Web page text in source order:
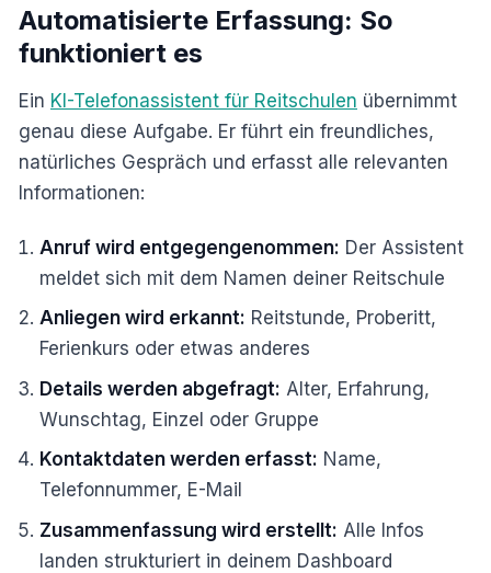
Automatisierte Erfassung: So
funktioniert es
Ein KI-Telefonassistent für Reitschulen übernimmt
genau diese Aufgabe. Er führt ein freundliches,
natürliches Gespräch und erfasst alle relevanten
Informationen:
Anruf wird entgegengenommen: Der Assistent
meldet sich mit dem Namen deiner Reitschule
Anliegen wird erkannt: Reitstunde, Proberitt,
Ferienkurs oder etwas anderes
Details werden abgefragt: Alter, Erfahrung,
Wunschtag, Einzel oder Gruppe
Kontaktdaten werden erfasst: Name,
Telefonnummer, E-Mail
Zusammenfassung wird erstellt: Alle Infos
landen strukturiert in deinem Dashboard